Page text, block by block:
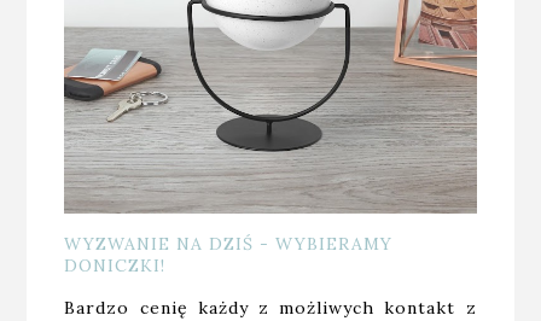
WYZWANIE NA DZIŚ - WYBIERAMY
DONICZKI!
Bardzo cenię każdy z możliwych kontakt z